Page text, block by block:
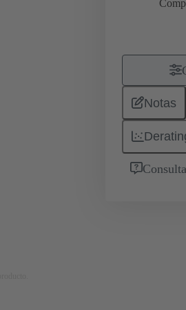
Notas